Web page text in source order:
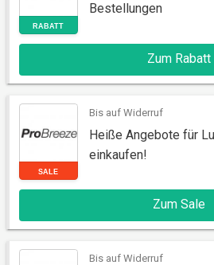
RABATT
Bestellungen
Zum Rabatt
Bis auf Widerruf
Heiße Angebote für
einkaufen!
Zum Sale
Bis auf Widerruf